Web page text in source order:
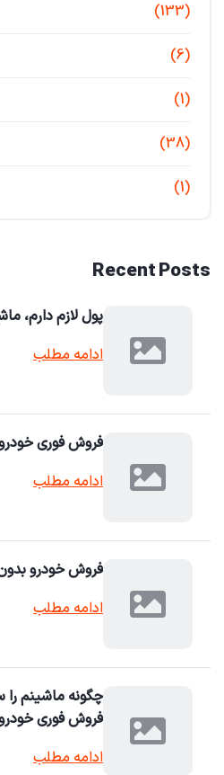
(133)
(6)
(1)
(38)
(1)
Recent Posts
پول لازم دارم،
ادامه مطلب
فروش فوری خودرو
ادامه مطلب
فروش خودرو
ادامه مطلب
فروش فوری
ادامه مطلب